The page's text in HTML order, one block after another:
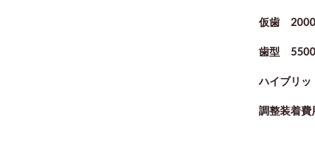
仮歯
歯型 5500
ハイブリ
調整装着